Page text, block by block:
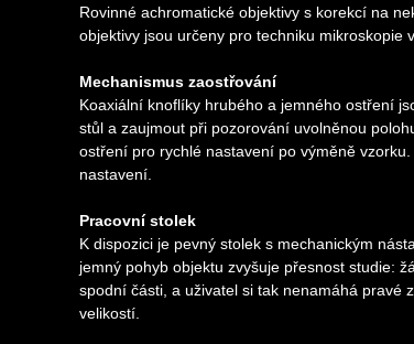
Rovinné achromatické objektivy s korekcí na
objektivy jsou určeny pro techniku mikroskopie
Mechanismus zaostřování
Koaxiální knoflíky hrubého a jemného ostření
stůl a zaujmout při pozorování uvolněnou
ostření pro rychlé nastavení po výměně
nastavení.
Pracovní stolek
K dispozici je pevný stolek s mechanickým
jemný pohyb objektu zvyšuje přesnost studie:
spodní části, a uživatel si tak nenamáhá pravé
velikostí.